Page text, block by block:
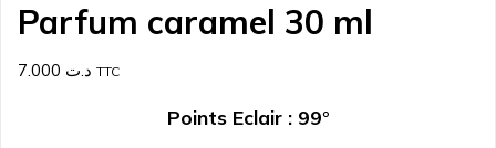
Parfum caramel 30 ml
د.ت TTC
Points Eclair : 99°